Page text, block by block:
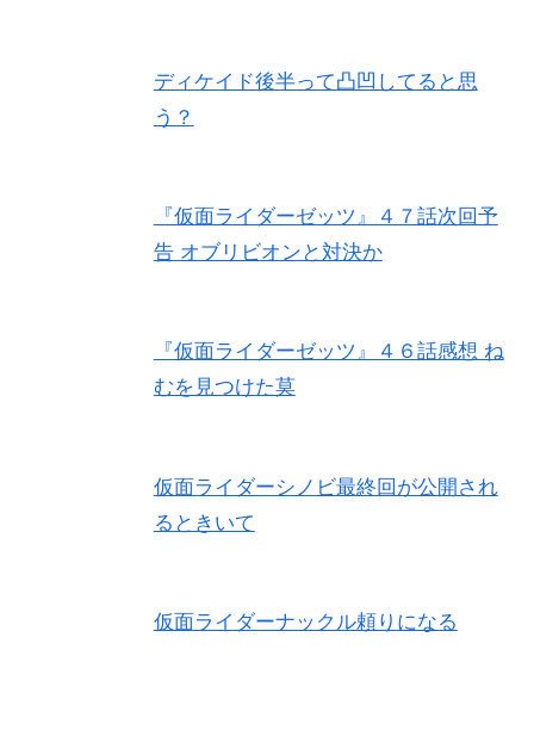
ディケイド後半って凸凹してると思
う？
『仮面ライダーゼッツ』４７話次回予
告 オブリビオンと対決か
『仮面ライダーゼッツ』４６話感想 ね
むを見つけた莫
仮面ライダーシノビ最終回が公開され
るときいて
仮面ライダーナックル頼りになる